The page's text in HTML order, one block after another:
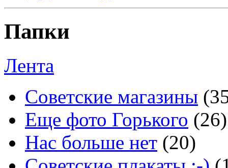
Папки
Лента
Советские магазины
Еще фото Горького (26)
Нас больше нет (20)